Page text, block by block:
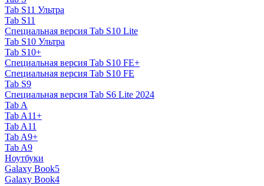
Tab S11 Ультра
Tab S11
Специальная версия Tab S10 Lite
Tab S10 Ультра
Tab S10+
Специальная версия Tab S10 FE+
Специальная версия Tab S10 FE
Tab S9
Специальная версия Tab S6 Lite 2024
Tab A
Tab A11+
Tab A11
Tab A9+
Tab A9
Ноутбуки
Galaxy Book5
Galaxy Book4